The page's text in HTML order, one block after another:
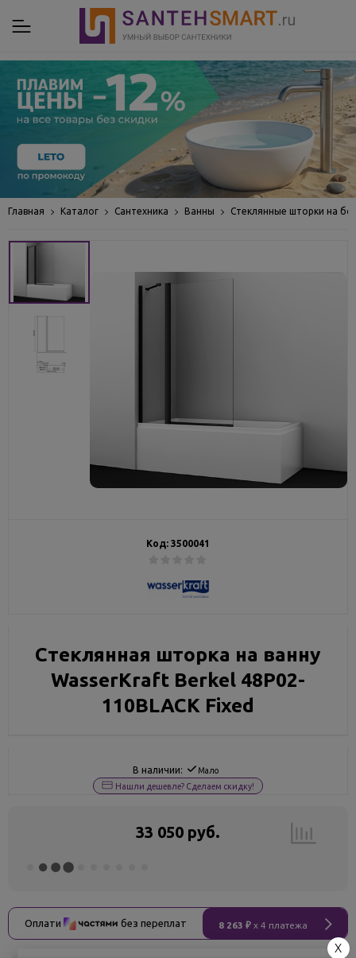
Главная Каталог Сантехника Ванны Стеклянные шторки на
Код: 3500041
Стеклянная шторка на ванну
WasserKraft Berkel 48P02-
110BLACK Fixed
В наличии: Мало
Нашли дешевле? Сделаем скидку!
33 050 руб.
Оплати без переплат 8 263 ₽ x 4 платежа
X